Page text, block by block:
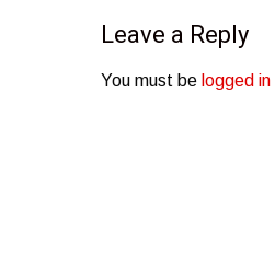
Leave a Reply
You must be logged in